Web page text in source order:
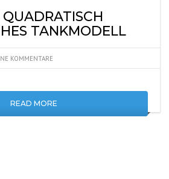
TANKMODELL
KOMMENTARE
READ MORE